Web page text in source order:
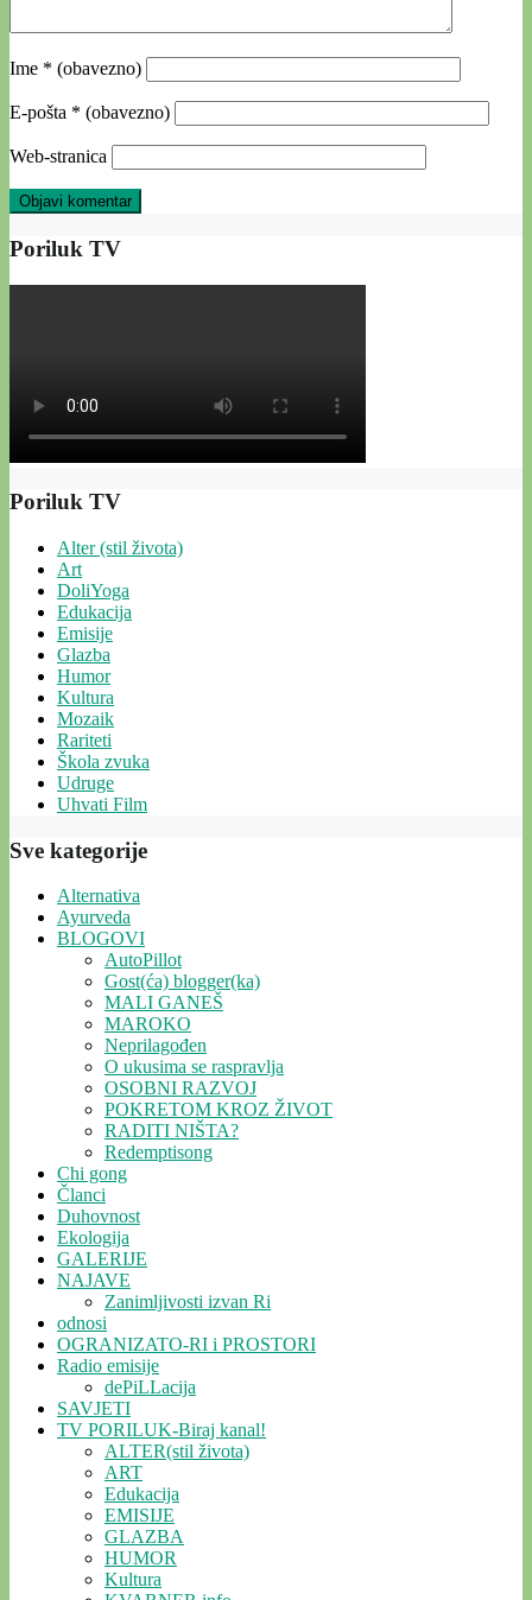
Ime * (obavezno)
E-pošta * (obavezno)
Web-stranica
Poriluk TV
Poriluk TV
Alter (stil života)
Art
DoliYoga
Edukacija
Emisije
Glazba
Humor
Kultura
Mozaik
Rariteti
Škola zvuka
Udruge
Uhvati Film
Sve kategorije
Alternativa
Ayurveda
BLOGOVI
AutoPillot
Gost(ća) blogger(ka)
MALI GANEŠ
MAROKO
Neprilagođen
O ukusima se raspravlja
OSOBNI RAZVOJ
POKRETOM KROZ ŽIVOT
RADITI NIŠTA?
Redemptisong
Chi gong
Članci
Duhovnost
Ekologija
GALERIJE
NAJAVE
Zanimljivosti izvan Ri
odnosi
OGRANIZATO-RI i PROSTORI
Radio emisije
dePiLLacija
SAVJETI
TV PORILUK-Biraj kanal!
ALTER(stil života)
ART
Edukacija
EMISIJE
GLAZBA
HUMOR
Kultura